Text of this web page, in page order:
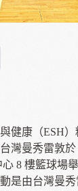
健康（ESH）
灣曼秀雷敦於
8 樓籃球場
是由台灣曼